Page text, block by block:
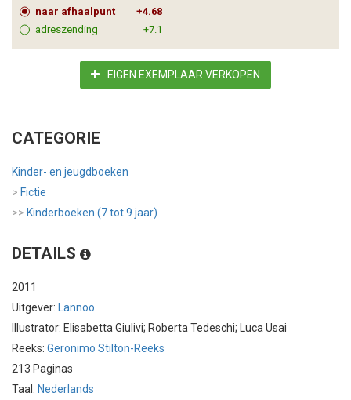
naar afhaalpunt
+4.68
adreszending
+7.1
EIGEN EXEMPLAAR VERKOPEN
CATEGORIE
Kinder- en jeugdboeken
> Fictie
>> Kinderboeken (7 tot 9 jaar)
DETAILS
2011
Uitgever:
Lannoo
Illustrator: Elisabetta Giulivi; Roberta Tedeschi; Luca Usai
Reeks: Geronimo Stilton-Reeks
213 Paginas
Taal: Nederlands